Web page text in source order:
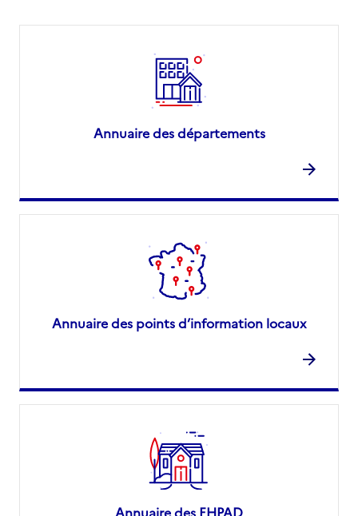
Annuaire des départements
Annuaire des points d’information locaux
Annuaire des EHPAD